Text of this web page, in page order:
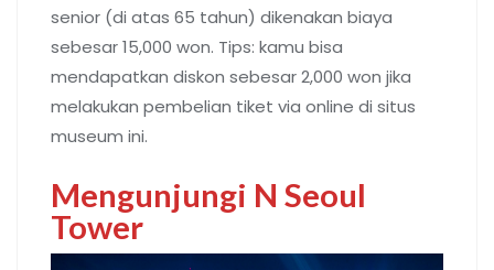
senior (di atas 65 tahun) dikenakan biaya
sebesar 15,000 won. Tips: kamu bisa
mendapatkan diskon sebesar 2,000 won jika
melakukan pembelian tiket via online di situs
museum ini.
Mengunjungi N Seoul
Tower